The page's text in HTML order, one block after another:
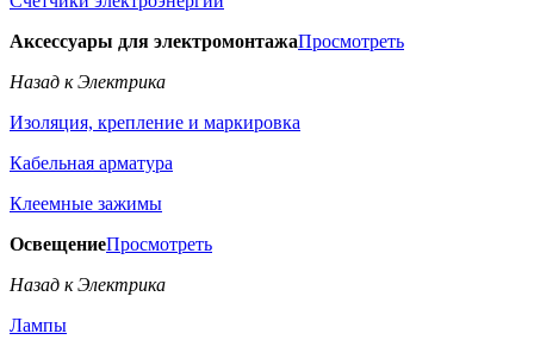
Аксессуары для электромонтажаПросмотреть
Назад к Электрика
Изоляция, крепление и маркировка
Кабельная арматура
Клеемные зажимы
ОсвещениеПросмотреть
Назад к Электрика
Лампы